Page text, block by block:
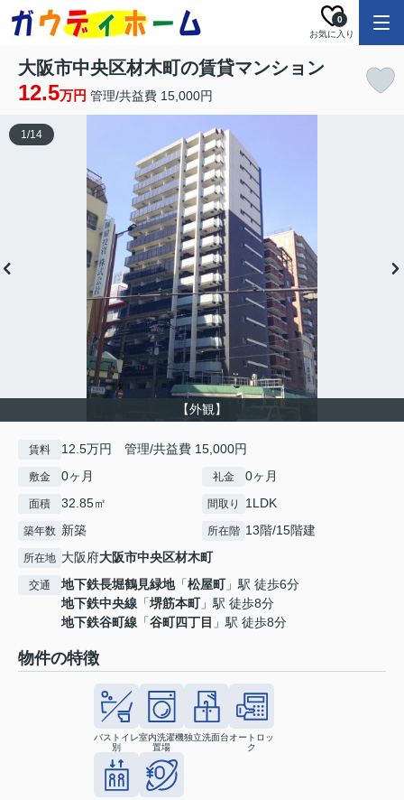
お気に入り
0
大阪市中央区材木町の賃貸マンション
12.5万円 管理/共益費 15,000円
【外観】
1/14
賃料 12.5万円 管理/共益費 15,000円
敷金 0ヶ月 礼金 0ヶ月
面積 32.85㎡ 間取り 1LDK
築年数 新築 所在階 13階/15階建
所在地 大阪府大阪市中央区材木町
交通 地下鉄長堀鶴見緑地「松屋町」駅 徒歩6分
地下鉄中央線 「堺筋本町」駅 徒歩8分
地下鉄谷町線 「谷町四丁目 」駅 徒歩8分
物件の特徴
バストイレ
別
室内洗濯機
置場
独立洗面台オートロッ
ク